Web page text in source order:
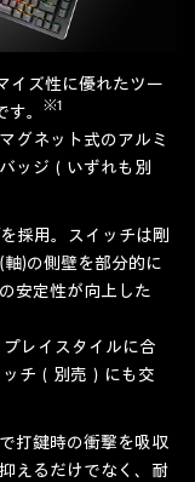
イズ性に優れたツー
。
※1
グネット式のアルミ
ッジ（いずれも別
採用。スイッチは剛
)の側壁を部分的に
安定性が向上した
レイスタイルに合
チ（別売）にも交
打鍵時の衝撃を吸収
えるだけでなく、耐